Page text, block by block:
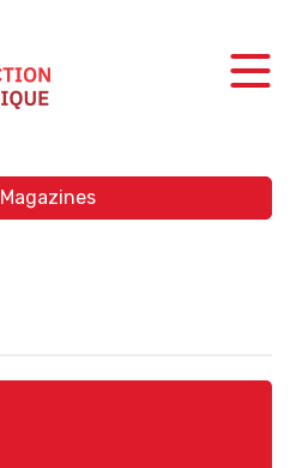
Magazines